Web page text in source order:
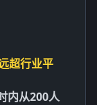
超行业平
内从200人